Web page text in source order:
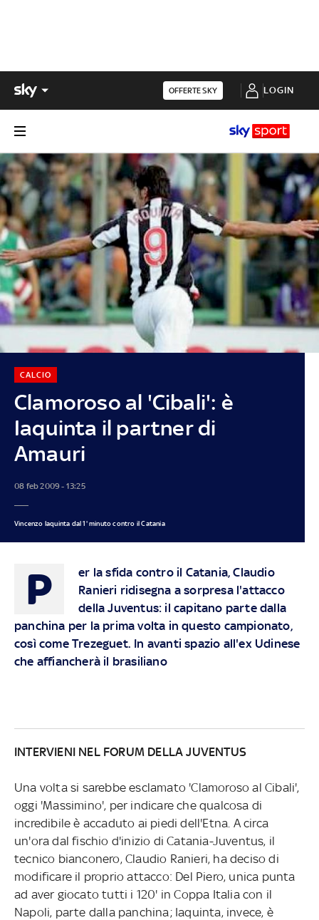
OFFERTE SKY LOGIN
Clamoroso al 'Cibali': è
Iaquinta il partner di
Amauri
CALCIO
08 feb 2009 - 13:25
Vincenzo Iaquinta dal 1' minuto contro il Catania
P
er la sfida contro il Catania, Claudio
Ranieri ridisegna a sorpresa l'attacco
della Juventus: il capitano parte dalla
panchina per la prima volta in questo campionato,
così come Trezeguet. In avanti spazio all'ex Udinese
che affiancherà il brasiliano
INTERVIENI NEL FORUM DELLA JUVENTUS
Una volta si sarebbe esclamato 'Clamoroso al Cibali',
oggi 'Massimino', per indicare che qualcosa di
incredibile è accaduto ai piedi dell'Etna. A circa
un'ora dal fischio d'inizio di Catania-Juventus, il
tecnico bianconero, Claudio Ranieri, ha deciso di
modificare il proprio attacco: Del Piero, unica punta
ad aver giocato tutti i 120' in Coppa Italia con il
Napoli, parte dalla panchina; Iaquinta, invece, è